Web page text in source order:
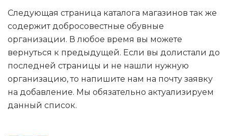
Следующая страница каталога магазинов так же
содержит добросовестные обувные
организации. В любое время вы можете
вернуться к предыдущей. Если вы долистали до
последней страницы и не нашли нужную
организацию, то напишите нам на почту заявку
на добавление. Мы обязательно актуализируем
данный список.